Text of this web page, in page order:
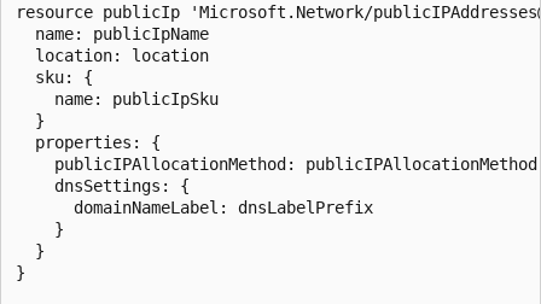
resource publicIp 'Microsoft.Network/
  name: publicIpName
  location: location
  sku: {
    name: publicIpSku
  }
  properties: {
    publicIPAllocationMethod: publicIPAllocationMethod
    dnsSettings: {
      domainNameLabel: dnsLabelPrefix
    }
  }
}